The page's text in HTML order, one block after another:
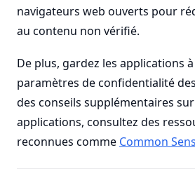
navigateurs web ouverts pour
au contenu non vérifié.
De plus, gardez les applications
paramètres de confidentialité
des conseils supplémentaires sur
applications, consultez des
reconnues comme Common